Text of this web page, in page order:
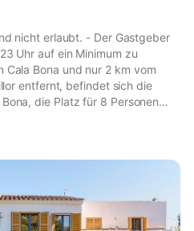
nicht erlaubt. - Der Gastgeber
Uhr auf ein Minimum zu
Cala Bona und nur 2 km vom
entfernt, befindet sich die
die Platz für 8 Personen
moderner Architektur verfügt
Annehmlichkeiten
Hauses gehören WLAN,